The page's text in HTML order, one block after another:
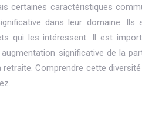
certaines caractéristiques
dans leur domaine.
qui les intéressent. Il est
significative de la
Comprendre cette